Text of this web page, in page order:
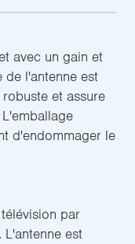
avec un gain et
de l'antenne est
et assure
d'endommager le
par
est